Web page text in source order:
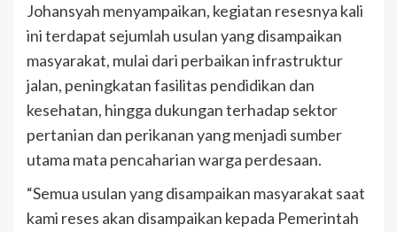
Johansyah menyampaikan, kegiatan resesnya kali
ini terdapat sejumlah usulan yang disampaikan
masyarakat, mulai dari perbaikan infrastruktur
jalan, peningkatan fasilitas pendidikan dan
kesehatan, hingga dukungan terhadap sektor
pertanian dan perikanan yang menjadi sumber
utama mata pencaharian warga perdesaan.
“Semua usulan yang disampaikan masyarakat saat
kami reses akan disampaikan kepada Pemerintah